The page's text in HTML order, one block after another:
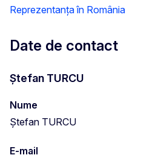
Reprezentanța în România
Date de contact
Ștefan TURCU
Nume
Ștefan TURCU
E-mail